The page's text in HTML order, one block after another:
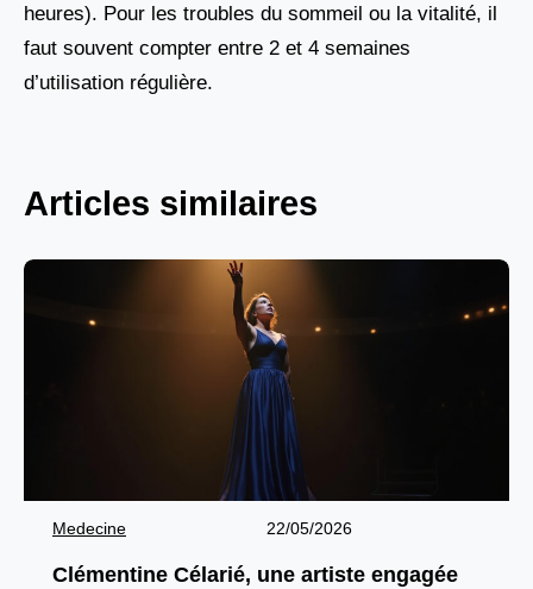
heures). Pour les troubles du sommeil ou la vitalité, il
faut souvent compter entre 2 et 4 semaines
d’utilisation régulière.
Articles similaires
Medecine 22/05/2026
Clémentine Célarié, une artiste engagée